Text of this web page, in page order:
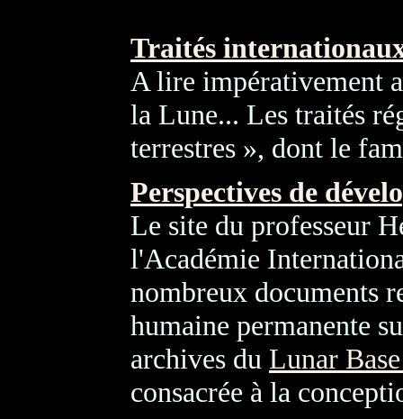
Traités
A lire impérativement
la Lune... Les traités
terrestres », dont le
Perspectives de
Le site du professeur
l'Académie
nombreux documents
humaine permanente
archives du Lunar
consacrée à la